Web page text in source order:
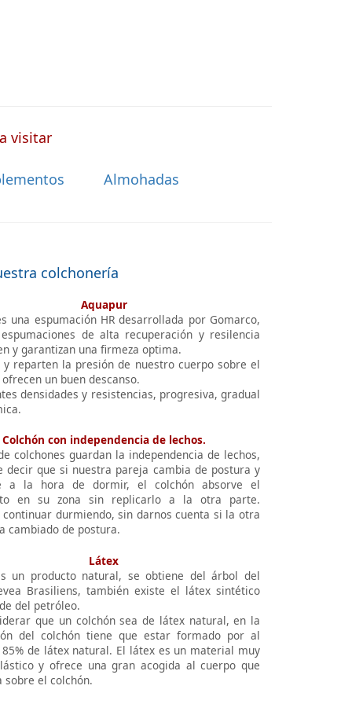
visitar
Almohadas
colchonería
Aquapur
una espumación HR desarrollada por Gomarco,
de alta recuperación y resilencia
y garantizan una firmeza optima.
y reparten la presión de nuestro cuerpo sobre el
un buen descanso.
densidades y resistencias, progresiva, gradual
Colchón con independencia de lechos.
colchones guardan la independencia de lechos,
decir que si nuestra pareja cambia de postura y
a la hora de dormir, el colchón absorve el
en su zona sin replicarlo a la otra parte.
continuar durmiendo, sin darnos cuenta si la otra
cambiado de postura.
Látex
un producto natural, se obtiene del árbol del
Brasiliens, también existe el látex sintético
del petróleo.
que un colchón sea de látex natural, en la
del colchón tiene que estar formado por al
85% de látex natural. El látex es un material muy
y ofrece una gran acogida al cuerpo que
sobre el colchón.